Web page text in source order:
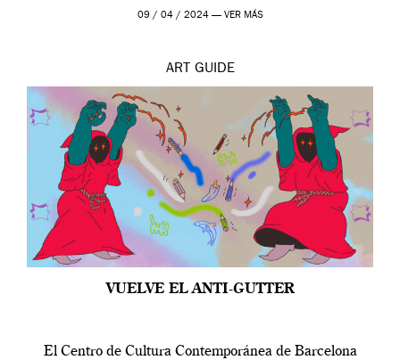
por […]
09 / 04 / 2024 — VER MÁS
ART GUIDE
VUELVE EL ANTI-GUTTER
El Centro de Cultura Contemporánea de Barcelona